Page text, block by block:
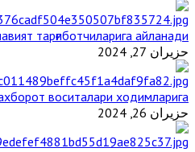
тарғиботчиларига айланади
حزيران 27, 2024
воситалари ходимларига
حزيران 26, 2024